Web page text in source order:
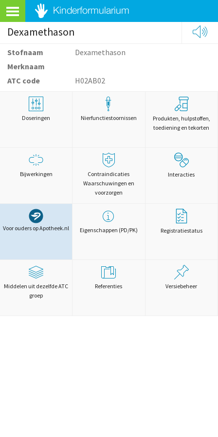
Dexamethason
Stofnaam
Dexamethason
Merknaam
ATC code
H02AB02
Doseringen Nierfunctiestoornissen
Produkten, hulpstoffen,
toediening en tekorten
Bijwerkingen
Contraindicaties
Waarschuwingen en
voorzorgen
Interacties
Voor ouders op Apotheek.nl Eigenschappen (PD/PK) Registratiestatus
Middelen uit dezelfde ATC
groep
Referenties Versiebeheer